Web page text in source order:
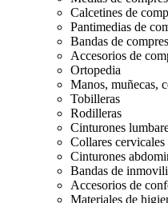
Calcetines de
Pantimedias de
Bandas de
Accesorios de
Ortopedia
Manos, muñecas,
Tobilleras
Rodilleras
Cinturones
Collares cervicales
Cinturones
Bandas de
Accesorios de
Materiales de